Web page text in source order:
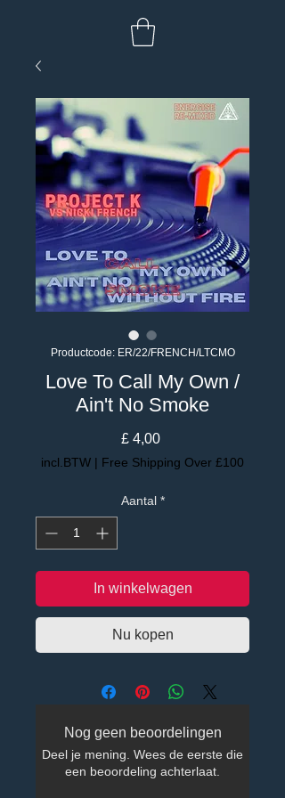
Productcode: ER/22/FRENCH/LTCMO
Love To Call My Own /
Ain't No Smoke
£ 4,00Prijs
incl.BTW | Free Shipping Over £100
Aantal *
In winkelwagen
Nu kopen
Nog geen beoordelingen
Deel je mening. Wees de eerste die
een beoordeling achterlaat.